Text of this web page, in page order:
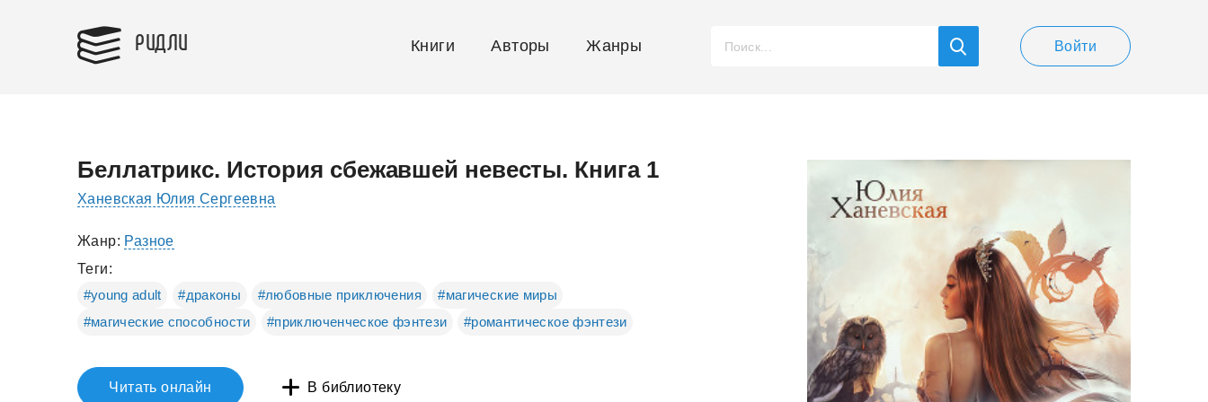
РИДЛИ Книги Авторы Жанры Войти
Беллатрикс. История сбежавшей невесты. Книга 1
Ханевская Юлия Сергеевна
Жанр: Разное
Теги:
#young adult
#драконы #любовные приключения
#магические миры
#магические способности
#приключенческое фэнтези #романтическое фэнтези
Читать онлайн В библиотеку